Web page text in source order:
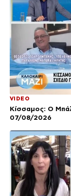
VIDEO
Κίσσαμος: Ο
07/08/2026